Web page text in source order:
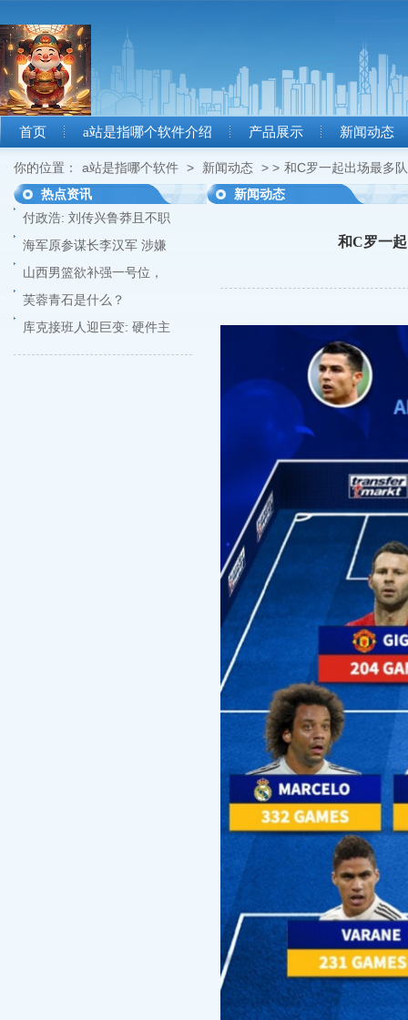
首页 a站是指哪个软件介绍 产品展示 新闻动态
你的位置： a站是指哪个软件 > 新闻动态 > > 和C罗一起出场最多
热点资讯
付政浩: 刘传兴鲁莽且不职
海军原参谋长李汉军 涉嫌
山西男篮欲补强一号位，
芙蓉青石是什么？
库克接班人迎巨变: 硬件主
新闻动态
和C罗一